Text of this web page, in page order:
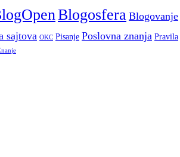
Blogosfera Blogovanje
sajtova OKC Pisanje Poslovna znanja Pravila